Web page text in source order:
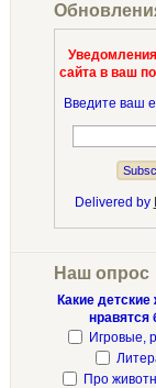
сайта в ваш
Введите ваш
Delivered by
Наш опрос
Какие
нравятся
Игровые,
Про